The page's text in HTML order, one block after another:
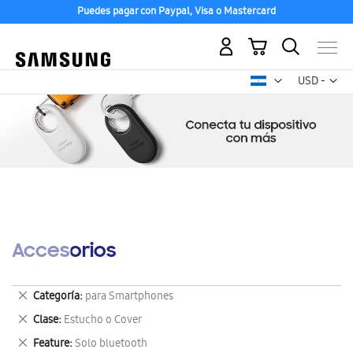
Puedes pagar con Paypal, Visa o Mastercard
USD -
dólar
Mi carrito
Accesorios
Categoría para Smartphones
Eliminar
este
artículo
Clase Estucho o Cover
Eliminar
este
Feature Solo bluetooth
Eliminar